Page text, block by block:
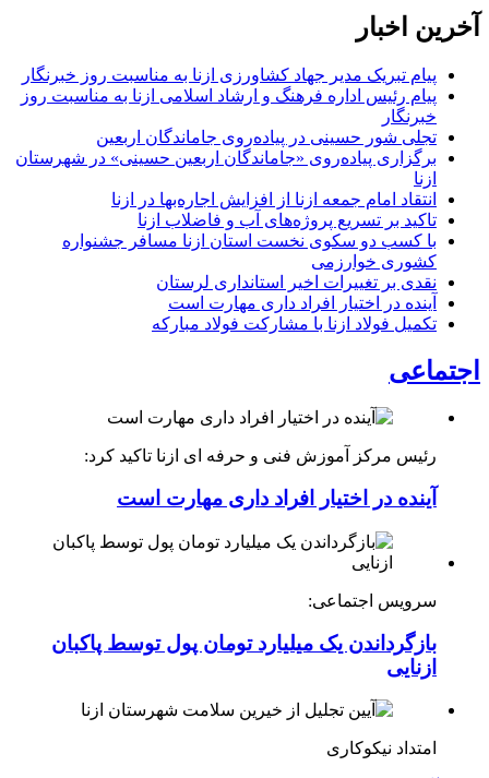
آخرین اخبار
پیام تبریک مدیر جهاد کشاورزی ازنا به مناسبت روز خبرنگار
پیام رئیس اداره فرهنگ و ارشاد اسلامی ازنا به مناسبت روز
خبرنگار
تجلی شور حسینی در پیاده‌روی جاماندگان اربعین
برگزاری پیاده‌روی «جاماندگان اربعین حسینی» در شهرستان
ازنا
انتقاد امام جمعه ازنا از افزایش اجاره‌بها در ازنا
تاکید بر تسریع پروژه‌های آب و فاضلاب ازنا
با کسب دو سکوی نخست استان ازنا مسافر جشنواره
کشوری خوارزمی
نقدی بر تغییرات اخیر استانداری لرستان
آینده در اختیار افراد داری مهارت است
تکمیل فولاد ازنا با مشارکت فولاد مبارکه
اجتماعی
رئیس مرکز آموزش فنی و حرفه ای ازنا تاکید کرد:
آینده در اختیار افراد داری مهارت است
سرویس اجتماعی:
بازگرداندن یک میلیارد تومان پول توسط پاکبان
ازنایی
امتداد نیکوکاری